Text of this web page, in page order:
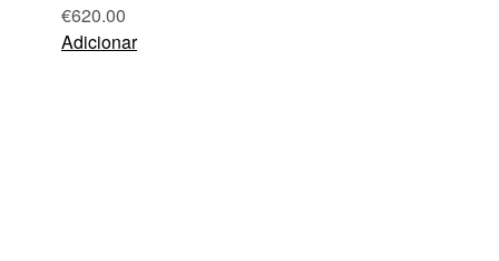
€620.00
Adicionar